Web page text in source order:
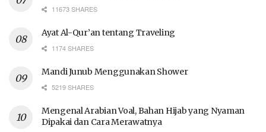
11673 SHARES
Ayat Al-Qur’an tentang Traveling
1174 SHARES
Mandi Junub Menggunakan Shower
5219 SHARES
Mengenal Arabian Voal, Bahan Hijab yang Nyaman
Dipakai dan Cara Merawatnya